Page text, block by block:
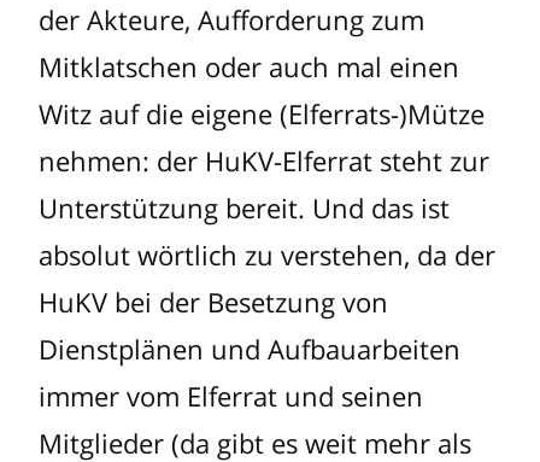
der Akteure, Aufforderung zum
Mitklatschen oder auch mal einen
Witz auf die eigene (Elferrats-)Mütze
nehmen: der HuKV-Elferrat steht zur
Unterstützung bereit. Und das ist
absolut wörtlich zu verstehen, da der
HuKV bei der Besetzung von
Dienstplänen und Aufbauarbeiten
immer vom Elferrat und seinen
Mitglieder (da gibt es weit mehr als